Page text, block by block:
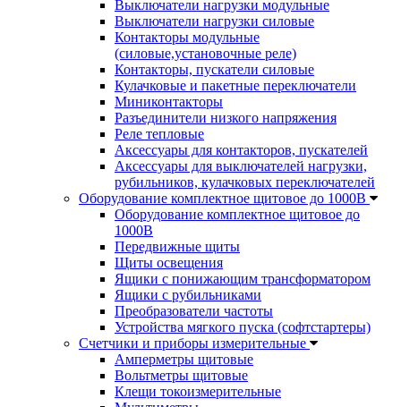
Выключатели нагрузки модульные
Выключатели нагрузки силовые
Контакторы модульные
(силовые,установочные реле)
Контакторы, пускатели силовые
Кулачковые и пакетные переключатели
Миниконтакторы
Разъединители низкого напряжения
Реле тепловые
Аксессуары для контакторов, пускателей
Аксессуары для выключателей нагрузки,
рубильников, кулачковых переключателей
Оборудование комплектное щитовое до 1000В
Оборудование комплектное щитовое до
1000В
Передвижные щиты
Щиты освещения
Ящики с понижающим трансформатором
Ящики с рубильниками
Преобразователи частоты
Устройства мягкого пуска (софтстартеры)
Счетчики и приборы измерительные
Амперметры щитовые
Вольтметры щитовые
Клещи токоизмерительные